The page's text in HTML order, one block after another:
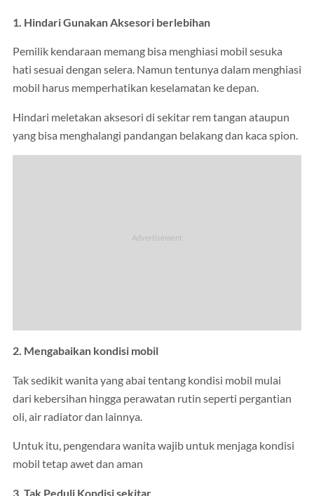
1. Hindari Gunakan Aksesori berlebihan
Pemilik kendaraan memang bisa menghiasi mobil sesuka
hati sesuai dengan selera. Namun tentunya dalam menghiasi
mobil harus memperhatikan keselamatan ke depan.
Hindari meletakan aksesori di sekitar rem tangan ataupun
yang bisa menghalangi pandangan belakang dan kaca spion.
2. Mengabaikan kondisi mobil
Tak sedikit wanita yang abai tentang kondisi mobil mulai
dari kebersihan hingga perawatan rutin seperti pergantian
oli, air radiator dan lainnya.
Untuk itu, pengendara wanita wajib untuk menjaga kondisi
mobil tetap awet dan aman
3. Tak Peduli Kondisi sekitar.